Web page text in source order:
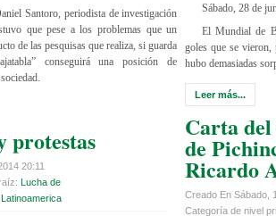
Santoro, periodista de investigación
que pese a los problemas que un
de las pesquisas que realiza, si guarda
conseguirá una posición de
protestas
20:11
Lucha de
Latinoamerica
Sábado, 28 de
El Mundial de
goles que se vieron,
hubo demasiadas
Leer más...
Carta
de
Ricardo
Creado En Sábado,
Categoría de nivel